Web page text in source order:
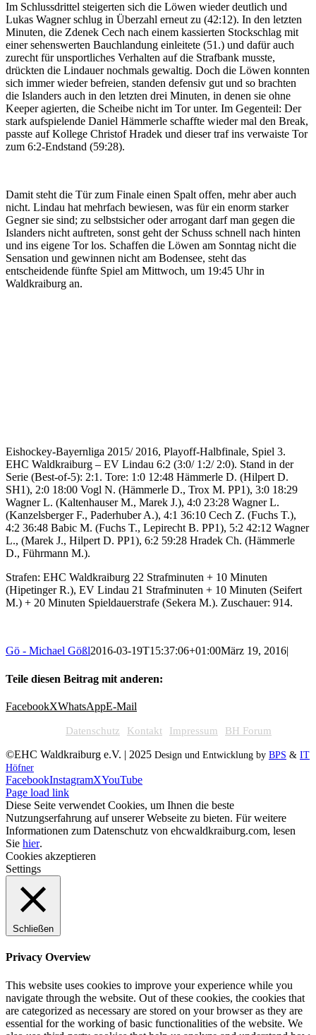
Im Schlussdrittel steigerten sich die Löwen wieder deutlich und
Lukas Wagner schlug in Überzahl erneut zu (42:12). In den letzten
Minuten, die Zdenek Cech nach einem kassierten Stockschlag mit
einer sehenswerten Bauchlandung einleitete (51.) und dafür auch
zurecht für unsportliches Verhalten auf die Strafbank musste,
drückten die Lindauer nochmals gewaltig. Doch die Löwen konnten
sich immer wieder befreien, standen defensiv gut und so brachten
die Islanders auch in den letzten drei Minuten, in denen sie ohne
Keeper agierten, die Scheibe nicht im Tor unter. Im Gegenteil: Der
stark aufspielende Daniel Hämmerle schaffte wieder mal den Break,
passte auf Kollege Christof Hradek und dieser traf ins verwaiste Tor
zum 6:2-Endstand (59:28).
Damit steht die Tür zum Finale einen Spalt offen, mehr aber auch
nicht. Lindau hat mehrfach bewiesen, was für ein enorm starker
Gegner sie sind; zu selbstsicher oder arrogant darf man gegen die
Islanders nicht auftreten, sonst geht der Schuss schnell nach hinten
und ins eigene Tor los. Schaffen die Löwen am Sonntag nicht die
Sensation und gewinnen nicht am Bodensee, steht das
entscheidende fünfte Spiel am Mittwoch, um 19:45 Uhr in
Waldkraiburg an.
Eishockey-Bayernliga 2015/ 2016, Playoff-Halbfinale, Spiel 3.
EHC Waldkraiburg – EV Lindau 6:2 (3:0/ 1:2/ 2:0). Stand in der
Serie (Best-of-5): 2:1. Tore: 1:0 12:48 Hämmerle D. (Hilpert D.
SH1), 2:0 18:00 Vogl N. (Hämmerle D., Trox M. PP1), 3:0 18:29
Wagner L. (Kaltenhauser M., Marek J.), 4:0 23:28 Wagner L.
(Kanzelsberger F., Paderhuber A.), 4:1 36:10 Cech Z. (Fuchs T.),
4:2 36:48 Babic M. (Fuchs T., Lepirecht B. PP1), 5:2 42:12 Wagner
L., (Marek J., Hilpert D. PP1), 6:2 59:28 Hradek Ch. (Hämmerle
D., Führmann M.).
Strafen: EHC Waldkraiburg 22 Strafminuten + 10 Minuten
(Hipetinger R.), EV Lindau 21 Strafminuten + 10 Minuten (Seifert
M.) + 20 Minuten Spieldauerstrafe (Sekera M.). Zuschauer: 914.
Gö - Michael Gößl2016-03-19T15:37:06+01:00März 19, 2016|
Teile diesen Beitrag mit anderen:
FacebookXWhatsAppE-Mail
Datenschutz Kontakt Impressum BH Forum
©EHC Waldkraiburg e.V. | 2025 Design und Entwicklung by BPS & IT
Höfner
FacebookInstagramXYouTube
Page load link
Diese Seite verwendet Cookies, um Ihnen die beste
Nutzungserfahrung auf unserer Webseite zu bieten. Für weitere
Informationen zum Datenschutz von ehcwaldkraiburg.com, lesen
Sie hier.
Cookies akzeptieren
Settings
Schließen
Privacy Overview
This website uses cookies to improve your experience while you
navigate through the website. Out of these cookies, the cookies that
are categorized as necessary are stored on your browser as they are
essential for the working of basic functionalities of the website. We